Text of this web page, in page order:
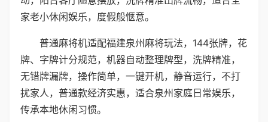
家老小休闲娱乐，度假般惬意。
普通麻将机适配福建泉州麻将玩法，144张牌，花
牌、字牌计分规范，机器自动整理牌型，洗牌精准，
无错牌漏牌，操作简单，一键开机，静音运行，不打
扰家人，普通款经济实惠，适合泉州家庭日常娱乐，
传承本地休闲习惯。